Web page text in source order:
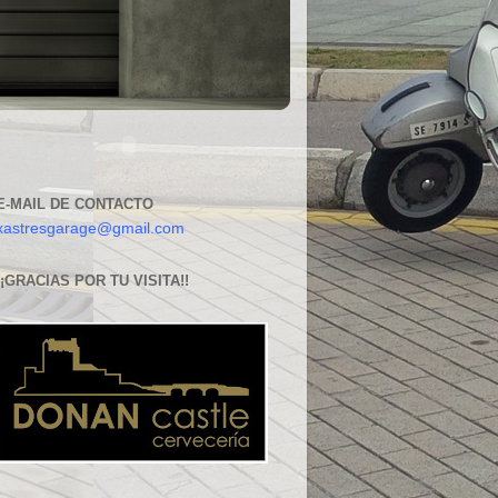
MAIL DE CONTACTO
POR TU VISITA!!